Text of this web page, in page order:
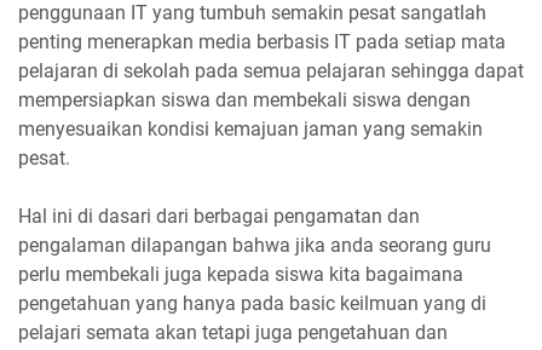
penggunaan IT yang tumbuh semakin pesat sangatlah
penting menerapkan media berbasis IT pada setiap mata
pelajaran di sekolah pada semua pelajaran sehingga dapat
mempersiapkan siswa dan membekali siswa dengan
menyesuaikan kondisi kemajuan jaman yang semakin
pesat.
Hal ini di dasari dari berbagai pengamatan dan
pengalaman dilapangan bahwa jika anda seorang guru
perlu membekali juga kepada siswa kita bagaimana
pengetahuan yang hanya pada basic keilmuan yang di
pelajari semata akan tetapi juga pengetahuan dan